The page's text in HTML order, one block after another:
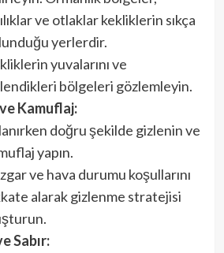
ve otlaklar kekliklerin sıkça
yerlerdir.
yuvalarını ve
bölgeleri gözlemleyin.
Kamuflaj:
doğru şekilde gizlenin ve
yapın.
ve hava durumu koşullarını
alarak gizlenme stratejisi
Sabır: